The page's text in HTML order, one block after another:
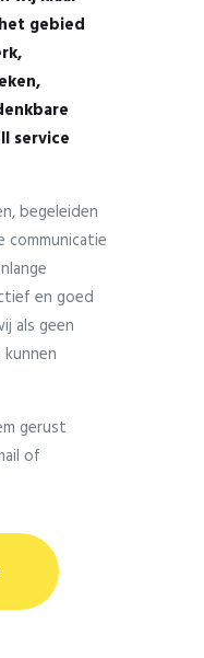
gebied
service
begeleiden
communicatie
en goed
als geen
gerust
of